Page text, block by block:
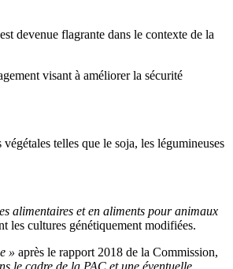
devenue flagrante dans le contexte de la
visant à améliorer la sécurité
telles que le soja, les légumineuses
alimentaires et en aliments pour animaux
les cultures génétiquement modifiées.
» après le rapport 2018 de la Commission,